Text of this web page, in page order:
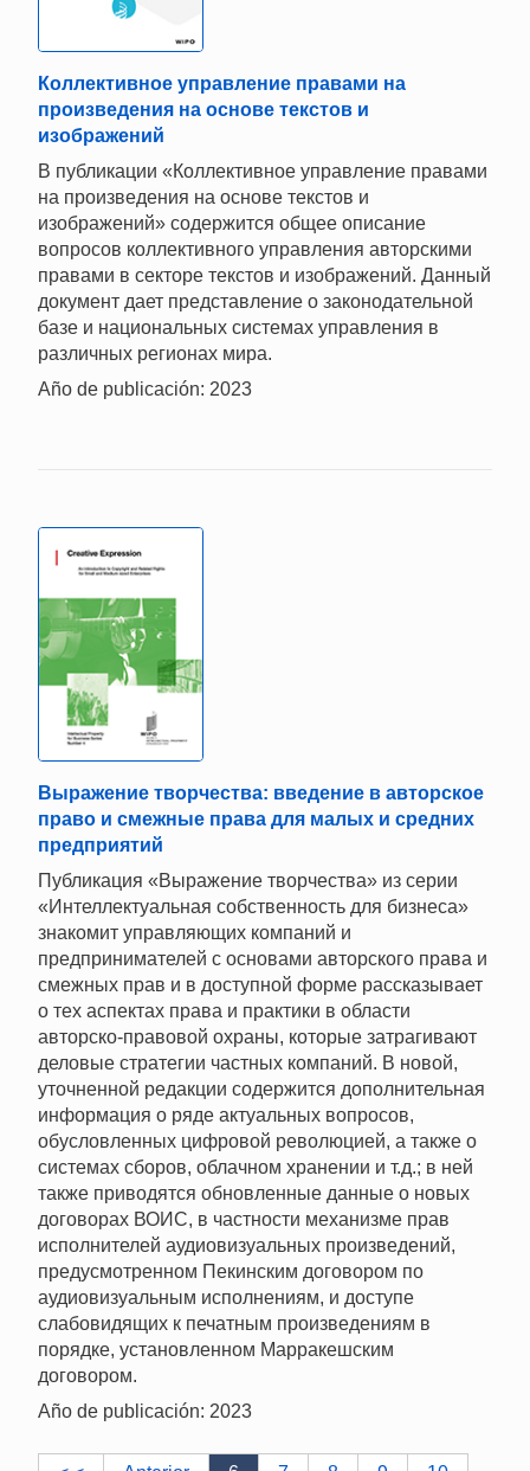
Коллективное управление правами на
произведения на основе текстов и
изображений
В публикации «Коллективное управление правами
на произведения на основе текстов и
изображений» содержится общее описание
вопросов коллективного управления авторскими
правами в секторе текстов и изображений. Данный
документ дает представление о законодательной
базе и национальных системах управления в
различных регионах мира.
Año de publicación: 2023
Выражение творчества: введение в авторское
право и смежные права для малых и средних
предприятий
Публикация «Выражение творчества» из серии
«Интеллектуальная собственность для бизнеса»
знакомит управляющих компаний и
предпринимателей с основами авторского права и
смежных прав и в доступной форме рассказывает
о тех аспектах права и практики в области
авторско-правовой охраны, которые затрагивают
деловые стратегии частных компаний. В новой,
уточненной редакции содержится дополнительная
информация о ряде актуальных вопросов,
обусловленных цифровой революцией, а также о
системах сборов, облачном хранении и т.д.; в ней
также приводятся обновленные данные о новых
договорах ВОИС, в частности механизме прав
исполнителей аудиовизуальных произведений,
предусмотренном Пекинским договором по
аудиовизуальным исполнениям, и доступе
слабовидящих к печатным произведениям в
порядке, установленном Марракешским
договором.
Año de publicación: 2023